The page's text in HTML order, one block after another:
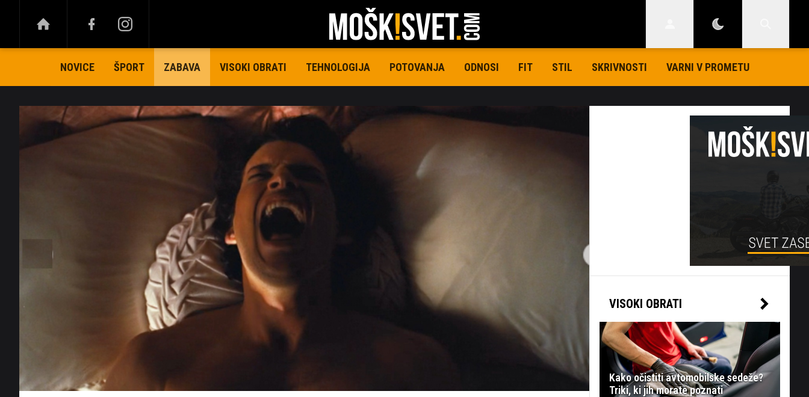
NOVICE ŠPORT ZABAVA VISOKI OBRATI TEHNOLOGIJA POTOVANJA ODNOSI FIT STIL SKRIVNOSTI VARNI V PROMETU
VISOKI OBRATI
Kako očistiti avtomobilske sedeže?
Triki, ki jih morate poznati